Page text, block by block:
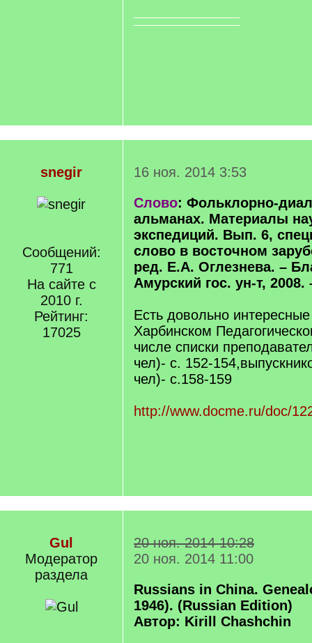
snegir
Сообщений:
771
На сайте с
2010 г.
Рейтинг:
17025
16 ноя. 2014 3:53
Слово: Фольклорно-
альманах. Материалы
экспедиций. Вып. 6,
слово в восточном
ред. Е.А. Оглезнева. –
Амурский гос. ун-т, 2008.
Есть довольно
Харбинском
числе списки
чел)- с. 152-
чел)- с.158-159
http://www.docme.ru/doc/
Gul
Модератор
раздела
20 ноя. 2014 10:28
20 ноя. 2014 11:00
Russians in China.
1946). (Russian Edition)
Автор: Kirill Chashchin